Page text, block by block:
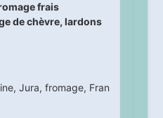
frais
de chèvre, lardons
, Jura, fromage, Fran